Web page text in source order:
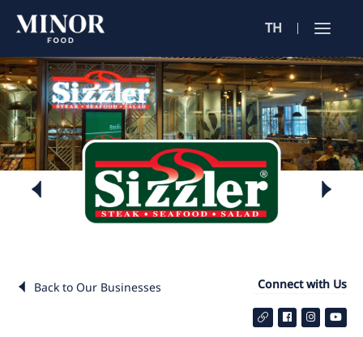
Back to Our Businesses Connect with Us
Jobs
ตำแหน่งงาน
ค้นหาจากลักษณะ
ค้นหาจากชื่อร้าน
TH